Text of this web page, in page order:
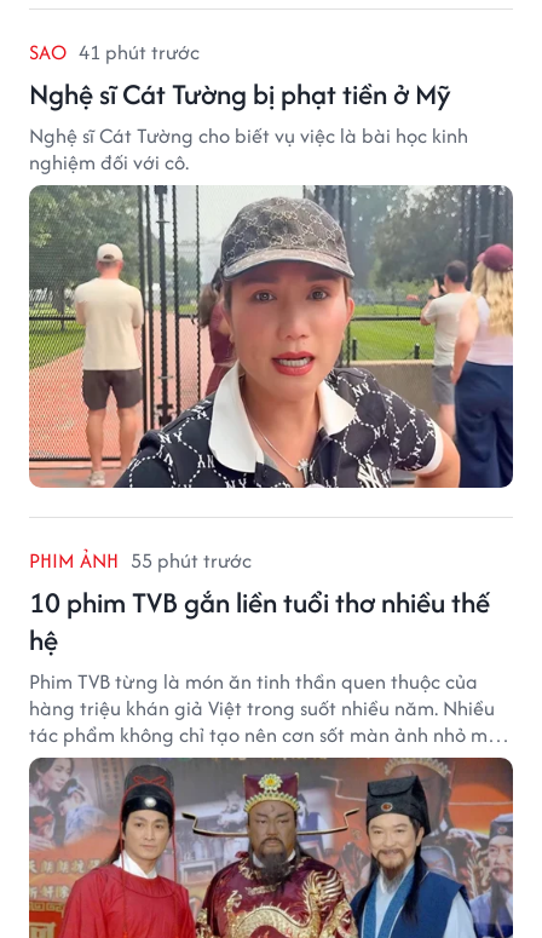
SAO 41 phút trước
Nghệ sĩ Cát Tường bị phạt tiền ở Mỹ
Nghệ sĩ Cát Tường cho biết vụ việc là bài học kinh
nghiệm đối với cô.
PHIM ẢNH 55 phút trước
10 phim TVB gắn liền tuổi thơ nhiều thế
hệ
Phim TVB từng là món ăn tinh thần quen thuộc của
hàng triệu khán giả Việt trong suốt nhiều năm. Nhiều
tác phẩm không chỉ tạo nên cơn sốt màn ảnh nhỏ mà
còn trở thành ký ức khó quên của cả một thế hệ.